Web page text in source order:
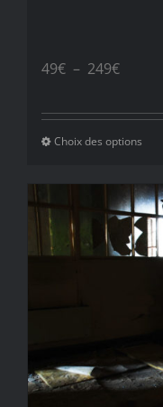
49€ – 249€Plage
prix :
à
249€
Choix des options